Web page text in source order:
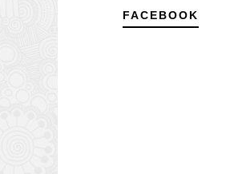
FACEBOOK